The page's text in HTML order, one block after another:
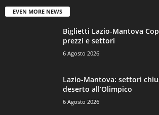
EVEN MORE NEWS
Biglietti Lazio-Mantova
prezzi e settori
6 Agosto 2026
Lazio-Mantova: settori
deserto all’Olimpico
6 Agosto 2026